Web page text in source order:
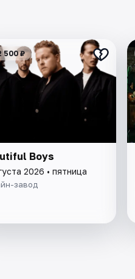
500 ₽
Boys
2026 • пятница
завод